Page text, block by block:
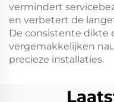
vermindert
en verbetert de
De consistente dikte
vergemakkelijken
precieze installaties.